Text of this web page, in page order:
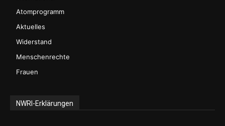
Atomprogramm
Aktuelles
Widerstand
Menschenrechte
Frauen
NWRI-Erklärungen